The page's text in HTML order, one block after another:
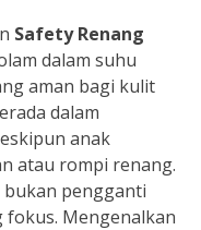
Safety Renang
dalam suhu
aman bagi kulit
dalam
anak
atau rompi renang.
bukan pengganti
fokus. Mengenalkan